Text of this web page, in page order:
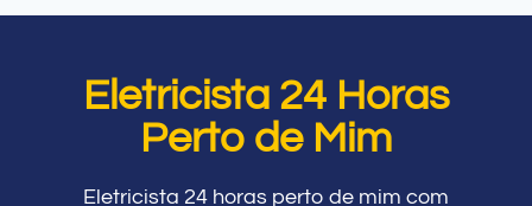
Eletricista 24 Horas
Perto de Mim
Eletricista 24 horas perto de mim com